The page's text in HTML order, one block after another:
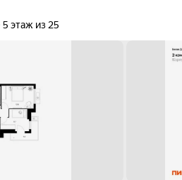
5 этаж из 25